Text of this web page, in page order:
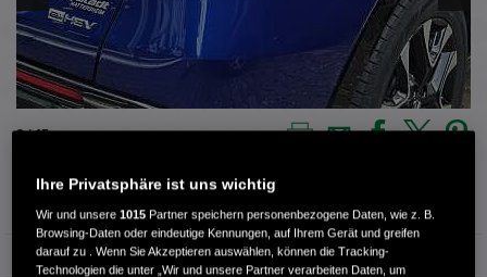
4 / 15
Außenfarbe Stil Night Pearl
Kilometerstand 36.650 km
Ihre Privatsphäre ist uns wichtig
Wir und unsere1015 Partner speichern personenbezogene Daten, wie z. B.
Browsing-Daten oder eindeutige Kennungen, auf Ihrem Gerät und greifen
darauf zu . Wenn Sie Akzeptieren auswählen, können die Tracking-
Technologien die unter „Wir und unsere Partner verarbeiten Daten, um